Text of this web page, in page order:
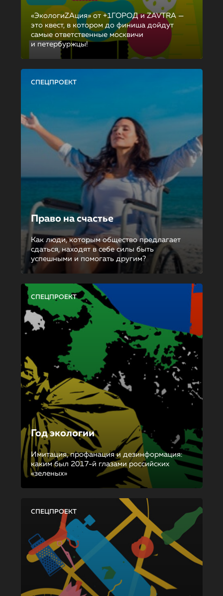
«ЭкологиZAция» от +1ГОРОД и ZAVTRA —
это квест, в котором до финиша дойдут
самые ответственные москвичи
и петербуржцы!
СПЕЦПРОЕКТ
Право на счастье
Как люди, которым общество предлагает
сдаться, находят в себе силы быть
успешными и помогать другим?
СПЕЦПРОЕКТ
Год экологии
Имитация, профанация и дезинформация:
каким был 2017-й глазами российских
«зеленых»
СПЕЦПРОЕКТ